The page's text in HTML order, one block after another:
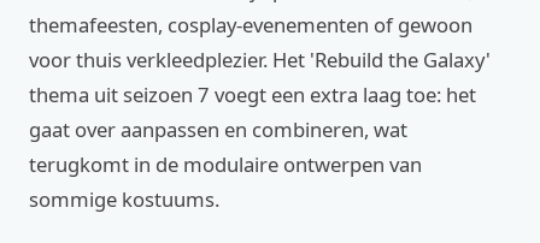
themafeesten, cosplay-evenementen of gewoon
voor thuis verkleedplezier. Het 'Rebuild the Galaxy'
thema uit seizoen 7 voegt een extra laag toe: het
gaat over aanpassen en combineren, wat
terugkomt in de modulaire ontwerpen van
sommige kostuums.